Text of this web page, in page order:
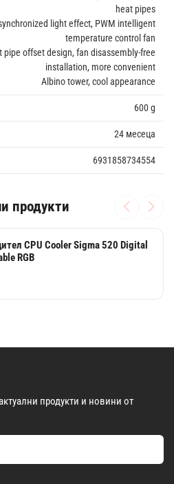
heat pipes
light effect, PWM intelligent
temperature control fan
pipe offset design, fan disassembly-free
installation, more convenient
Albino tower, cool appearance
600 g
24 месеца
6931858734554
продукти
CPU Cooler Sigma 520 Digital
RGB
продукти и новини от